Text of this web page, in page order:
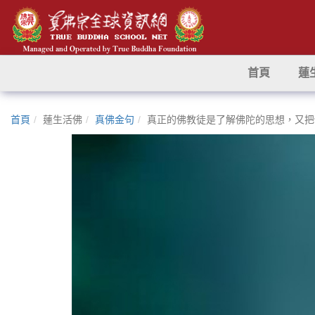
首頁 蓮
首頁 蓮生活佛 真佛金句 真正的佛教徒是了解佛陀的思想，又